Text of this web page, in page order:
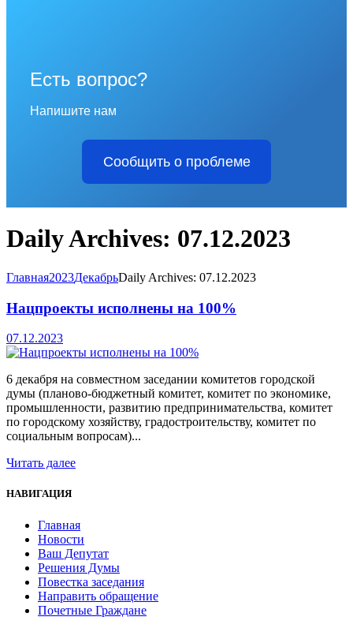
Есть вопрос?
Напишите нам
Сообщить о проблеме
Daily Archives: 07.12.2023
Главная2023ДекабрьDaily Archives: 07.12.2023
Нацпроекты исполнены на 100%
07.12.2023
6 декабря на совместном заседании комитетов городской
думы (планово-бюджетный комитет, комитет по экономике,
промышленности, развитию предпринимательства, комитет
по городскому хозяйству, градостроительству, комитет по
социальным вопросам)...
Читать далее
НАВИГАЦИЯ
Главная
Новости
Ваш Депутат
Решения Думы
Повестка заседания
Направить обращение
Почетные Граждане